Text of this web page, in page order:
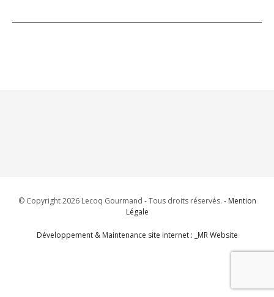
© Copyright 2026 Lecoq Gourmand - Tous droits réservés. - Mention
Légale
Développement & Maintenance site internet : _MR Website